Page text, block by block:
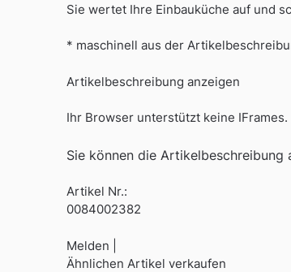
Sie wertet Ihre Einbauküche auf und
* maschinell aus der
Artikelbeschreibung anzeigen
Ihr Browser unterstützt keine IFrames.
Sie können die
Artikel Nr.:
0084002382
Melden |
Ähnlichen Artikel verkaufen